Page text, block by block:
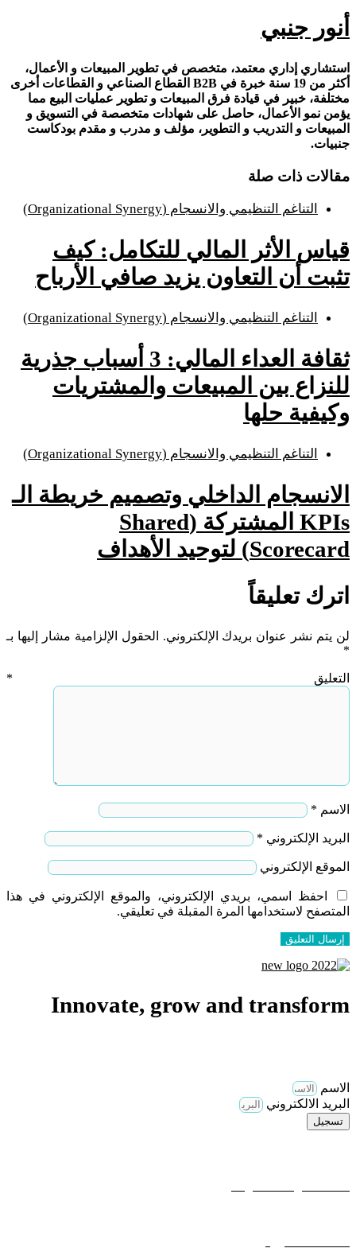
أنور جنبي
استشاري إداري معتمد، متخصص في تطوير المبيعات و الأعمال،
أكثر من 19 سنة خبرة في B2B القطاع الصناعي و القطاعات أخرى
مختلفة، خبير في قيادة فرق المبيعات و تطوير عمليات البيع مما
يؤمن نمو الأعمال، حاصل على شهادات متخصصة في التسويق و
المبيعات و التدريب و التطوير، مؤلف و مدرب و مقدم بودكاست
جنبيات.
مقالات ذات صلة
التناغم التنظيمي والانسجام (Organizational Synergy)
قياس الأثر المالي للتكامل: كيف
تثبت أن التعاون يزيد صافي الأرباح
التناغم التنظيمي والانسجام (Organizational Synergy)
ثقافة العداء المالي: 3 أسباب جذرية
للنزاع بين المبيعات والمشتريات
وكيفية حلها
التناغم التنظيمي والانسجام (Organizational Synergy)
الانسجام الداخلي وتصميم خريطة الـ
KPIs المشتركة (Shared
Scorecard) لتوحيد الأهداف
اترك تعليقاً
لن يتم نشر عنوان بريدك الإلكتروني.
الحقول الإلزامية مشار إليها بـ
*
التعليق *
الاسم *
البريد الإلكتروني *
الموقع الإلكتروني
احفظ اسمي، بريدي الإلكتروني، والموقع الإلكتروني في هذا
المتصفح لاستخدامها المرة المقبلة في تعليقي.
Innovate, grow and transform
الاسم
البريد الالكتروني
تسجيل